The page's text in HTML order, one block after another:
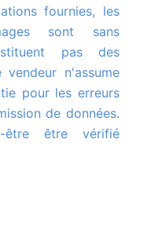
fournies, les
sont sans
pas des
n'assume
pour les erreurs
de données.
être être vérifié